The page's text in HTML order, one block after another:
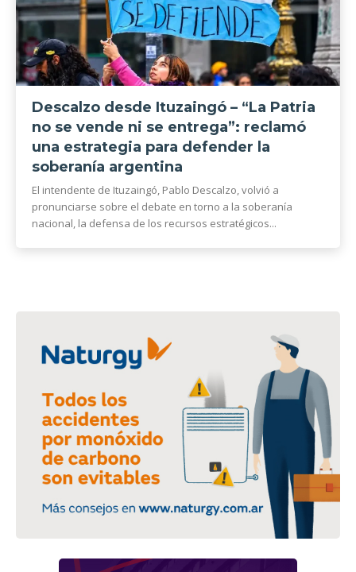
Descalzo desde Ituzaingó – “La Patria
no se vende ni se entrega”: reclamó
una estrategia para defender la
soberanía argentina
El intendente de Ituzaingó, Pablo Descalzo, volvió a
pronunciarse sobre el debate en torno a la soberanía
nacional, la defensa de los recursos estratégicos...